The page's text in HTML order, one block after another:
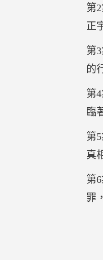
第
正
第
的
第
臨
第
真
第
罪